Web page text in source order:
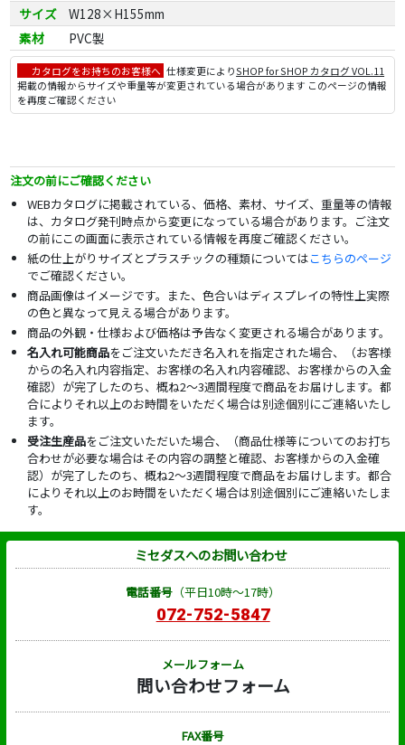
サイズ
W128×H155mm
素材
PVC製
カタログをお持ちのお客様へ 仕様変更によりSHOP for SHOP カタログ VOL.11
掲載の情報からサイズや重量等が変更されている場合があります このページの情報
を再度ご確認ください
注文の前にご確認ください
WEBカタログに掲載されている、価格、素材、サイズ、重量等の情報
は、カタログ発刊時点から変更になっている場合があります。ご注文
の前にこの画面に表示されている情報を再度ご確認ください。
紙の仕上がりサイズとプラスチックの種類についてはこちらのページ
でご確認ください。
商品画像はイメージです。また、色合いはディスプレイの特性上実際
の色と異なって見える場合があります。
商品の外観・仕様および価格は予告なく変更される場合があります。
名入れ可能商品をご注文いただき名入れを指定された場合、（お客様
からの名入れ内容指定、お客様の名入れ内容確認、お客様からの入金
確認）が完了したのち、概ね2～3週間程度で商品をお届けします。都
合によりそれ以上のお時間をいただく場合は別途個別にご連絡いたし
ます。
受注生産品をご注文いただいた場合、（商品仕様等についてのお打ち
合わせが必要な場合はその内容の調整と確認、お客様からの入金確
認）が完了したのち、概ね2～3週間程度で商品をお届けします。都合
によりそれ以上のお時間をいただく場合は別途個別にご連絡いたしま
す。
ミセダスへのお問い合わせ
電話番号（平日10時～17時）
072-752-5847
メールフォーム
問い合わせフォーム
FAX番号